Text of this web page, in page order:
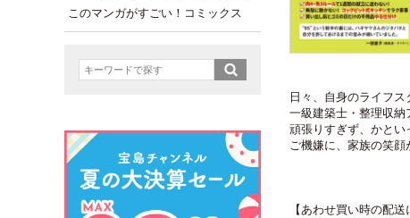
このマンガがすごい！コミックス
日々、自身のライフ
一級建築士・整理収納
頑張りすぎず、かとい
ご機嫌に、家族の笑顔
【あわせ買い時の配送